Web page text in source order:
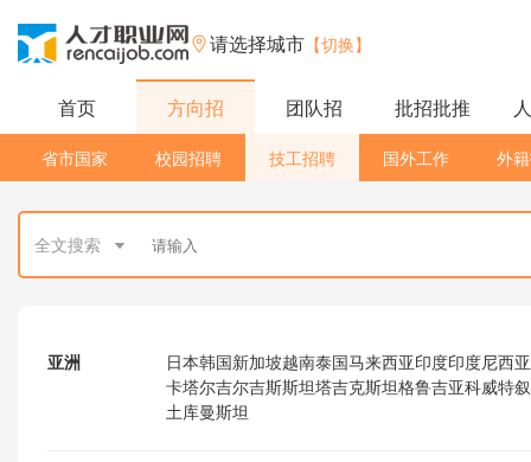
请选择城市 【切换】
首页 方向招 团队招 批招批推
省市国家 校园招聘 技工招聘 国外工作 外
全文搜索
亚洲 日本韩国新加坡越南泰国马来西亚印度印度尼西亚
卡塔尔吉尔吉斯斯坦塔吉克斯坦格鲁吉亚科威特
土库曼斯坦